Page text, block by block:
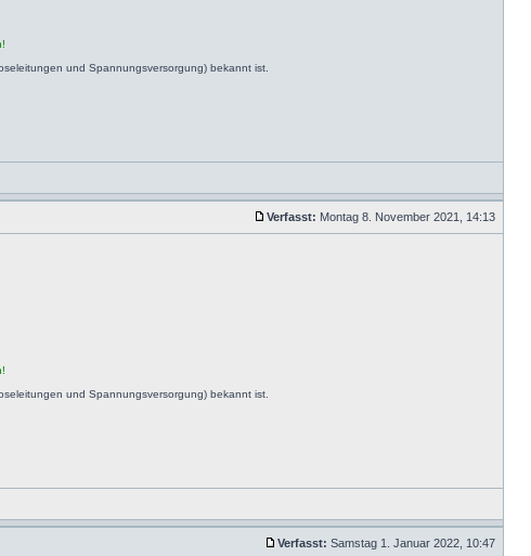
und Spannungsversorgung) bekannt ist.
Verfasst: Montag 8. November 2021, 14:13
und Spannungsversorgung) bekannt ist.
Verfasst: Samstag 1. Januar 2022, 10:47